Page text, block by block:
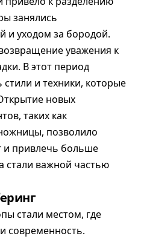
занялись
и уходом за бородой.
уважения к
В этот период
и техники, которые
новых
таких как
позволило
и привлечь больше
стали важной частью
стали местом, где
современность.